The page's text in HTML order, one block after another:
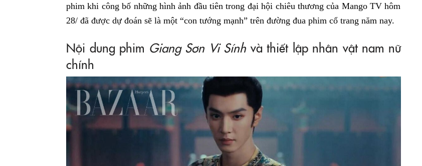
phim khi công bố những hình ảnh đầu tiên trong đại hội chiêu thương của Mango TV hôm
28/ đã được dự đoán sẽ là một “con tướng mạnh” trên đường đua phim cổ trang năm nay.
Nội dung phim Giang Sơn Vi Sínhvà thiết lập nhân vật nam nữ
chính